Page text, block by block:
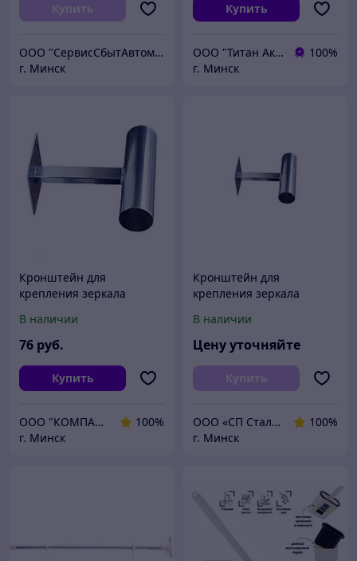
Купить
ООО "СервисСбытАвтоматика"
г. Минск
Купить
ООО "Титан Актив"
100%
г. Минск
Кронштейн для
крепления зеркала
d1000, d1200
В наличии
76 руб.
Купить
ООО "КОМПАНИЯ ПРОТЭКТ"
100%
г. Минск
Кронштейн для
крепления зеркала
d1000, d1200
В наличии
Цену уточняйте
Купить
ООО «СП Стальная Энергия»
100%
г. Минск